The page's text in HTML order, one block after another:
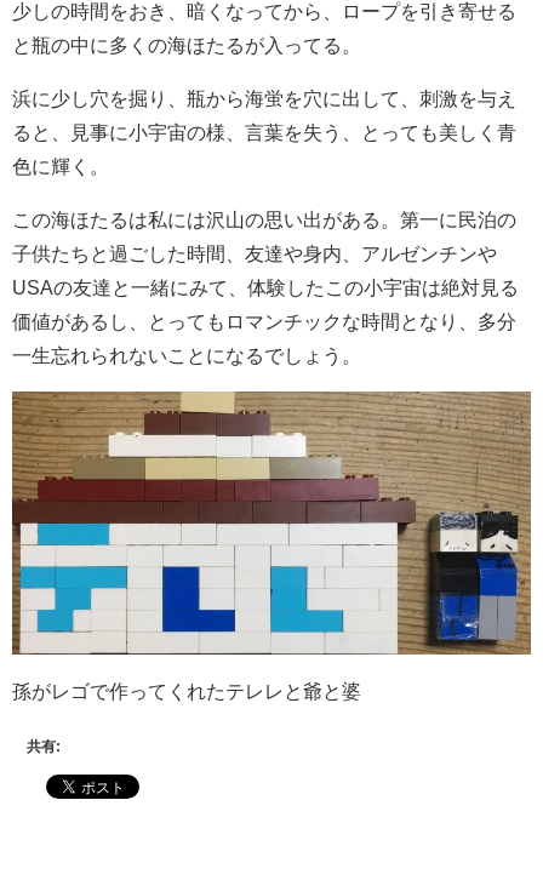
少しの時間をおき、暗くなってから、ロープを引き寄せる
と瓶の中に多くの海ほたるが入ってる。
浜に少し穴を掘り、瓶から海蛍を穴に出して、刺激を与え
ると、見事に小宇宙の様、言葉を失う、とっても美しく青
色に輝く。
この海ほたるは私には沢山の思い出がある。第一に民泊の
子供たちと過ごした時間、友達や身内、アルゼンチンや
USAの友達と一緒にみて、体験したこの小宇宙は絶対見る
価値があるし、とってもロマンチックな時間となり、多分
一生忘れられないことになるでしょう。
孫がレゴで作ってくれたテレレと爺と婆
共有: